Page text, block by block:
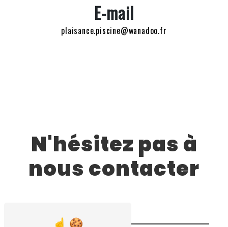
E-mail
plaisance.piscine@wanadoo.fr
N'hésitez pas à
nous contacter